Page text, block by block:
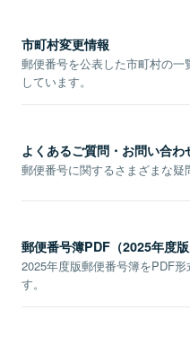
市町村変更情報
郵便番号を公表した市町村の
しています。
よくあるご質問・お問い合わ
郵便番号に関するさまざまな疑
郵便番号簿PDF（2025年度版
2025年度版郵便番号簿をPDF
す。